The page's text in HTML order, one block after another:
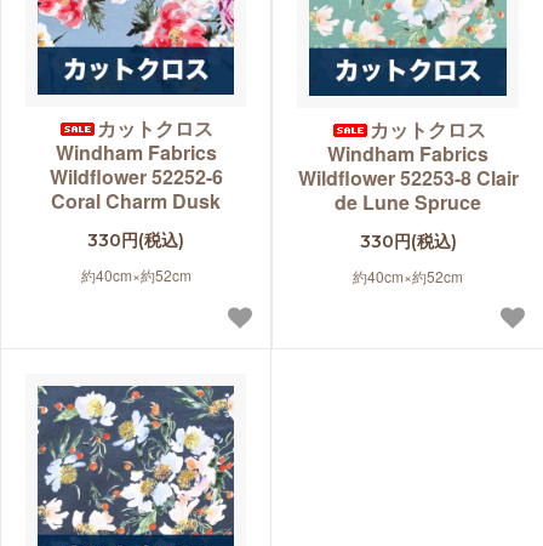
カットクロス
Windham Fabrics
Wildflower 52252-6
Coral Charm Dusk
330円(税込)
約40cm×約52cm
カットクロス
Windham Fabrics
Wildflower 52253-8 Clair
de Lune Spruce
330円(税込)
約40cm×約52cm